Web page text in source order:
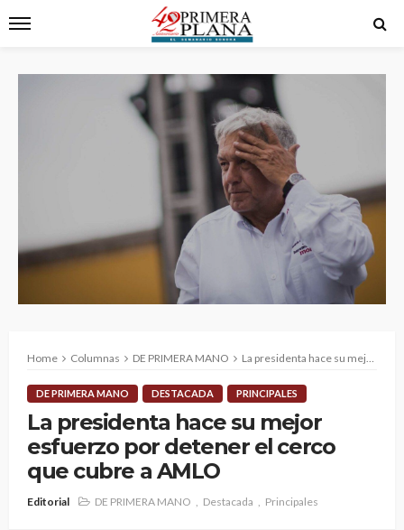
Home Columnas DE PRIMERA MANO La presidenta hace su mejor esfuerzo por detener el cerco que cubre a AMLO
DE PRIMERA MANO DESTACADA PRINCIPALES
La presidenta hace su mejor
esfuerzo por detener el cerco
que cubre a AMLO
Editorial DE PRIMERA MANO Destacada Principales